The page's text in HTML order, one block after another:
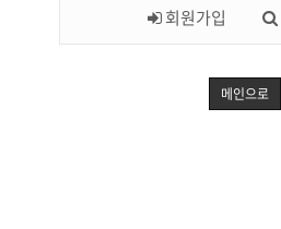
회원가입
메인으로